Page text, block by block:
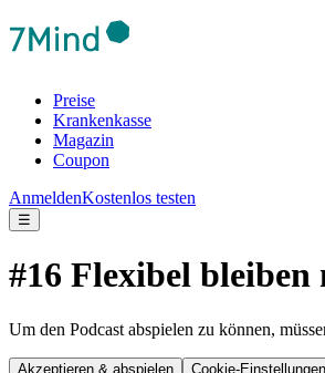
Preise
Krankenkasse
Magazin
Coupon
AnmeldenKostenlos testen
☰
#16 Flexibel
Um den Podcast abspielen zu können,
Akzeptieren & abspielen Cookie-Einstellungen